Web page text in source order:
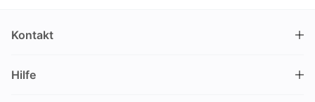
Kontakt
Nüschelerstrasse 35
Hilfe